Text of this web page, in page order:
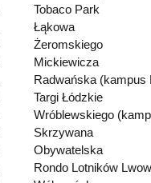
Tobaco Park
Łąkowa
Żeromskiego
Mickiewicza
Radwańska (kampus
Targi Łódzkie
Wróblewskiego
Skrzywana
Obywatelska
Rondo Lotników